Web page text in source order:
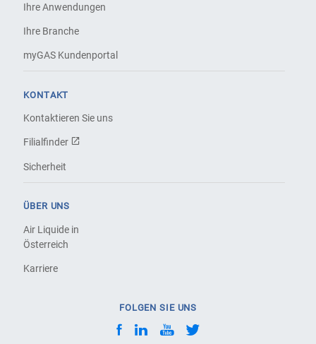
Ihre Anwendungen
Ihre Branche
myGAS Kundenportal
KONTAKT
Kontaktieren Sie uns
Filialfinder
Sicherheit
ÜBER UNS
Air Liquide in
Österreich
Karriere
FOLGEN SIE UNS